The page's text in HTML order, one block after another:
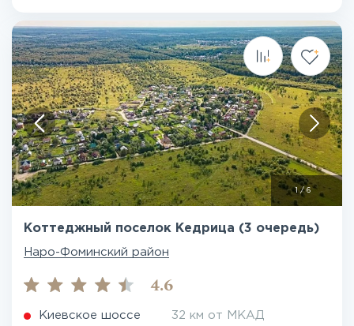
1 / 6
Коттеджный поселок Кедрица (3 очередь)
Наро-Фоминский район
4.6
Киевское шоссе 32 км от МКАД